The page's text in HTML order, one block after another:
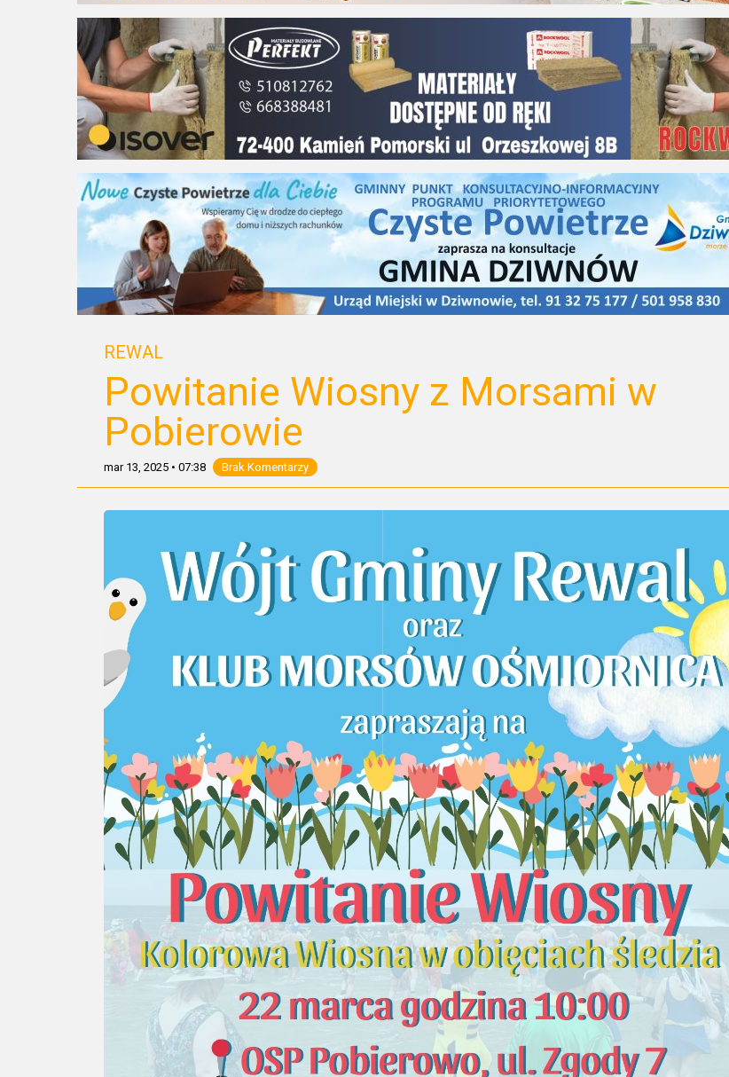
REWAL
Powitanie Wiosny z Morsami w
Pobierowie
mar 13, 2025 • 07:38 Brak Komentarzy